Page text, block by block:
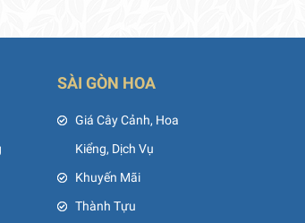
SÀI GÒN HOA
Giá Cây Cảnh, Hoa
Kiểng, Dịch Vụ
Khuyến Mãi
Thành Tựu